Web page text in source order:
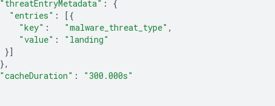
"threatEntryMetadata" :
{
"entries" :
[{
"key" : "malware_threat_type" ,
"value" :
"landing"
}]
},
"cacheDuration" :
"300.000s"